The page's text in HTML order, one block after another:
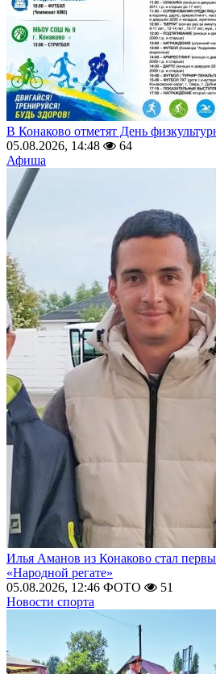
В Конаково отметят День
05.08.2026, 14:48
64
Афиша
Илья Аманов из Конаково стал
«Народной регате»
05.08.2026, 12:46 ФОТО
51
Новости спорта